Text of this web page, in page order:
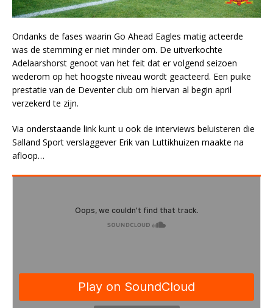
Ondanks de fases waarin Go Ahead Eagles matig acteerde
was de stemming er niet minder om. De uitverkochte
Adelaarshorst genoot van het feit dat er volgend seizoen
wederom op het hoogste niveau wordt geacteerd. Een puike
prestatie van de Deventer club om hiervan al begin april
verzekerd te zijn.
Via onderstaande link kunt u ook de interviews beluisteren die
Salland Sport verslaggever Erik van Luttikhuizen maakte na
afloop…